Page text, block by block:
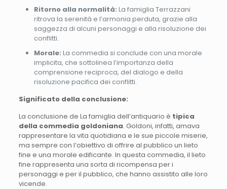
Ritorno alla normalità: La famiglia Terrazzani
ritrova la serenità e l’armonia perduta, grazie alla
saggezza di alcuni personaggi e alla risoluzione dei
conflitti.
Morale: La commedia si conclude con una morale
implicita, che sottolinea l’importanza della
comprensione reciproca, del dialogo e della
risoluzione pacifica dei conflitti.
Significato della conclusione:
La conclusione de La famiglia dell’antiquario è tipica
della commedia goldoniana. Goldoni, infatti, amava
rappresentare la vita quotidiana e le sue piccole miserie,
ma sempre con l’obiettivo di offrire al pubblico un lieto
fine e una morale edificante. In questa commedia, il lieto
fine rappresenta una sorta di ricompensa per i
personaggi e per il pubblico, che hanno assistito alle loro
vicende.